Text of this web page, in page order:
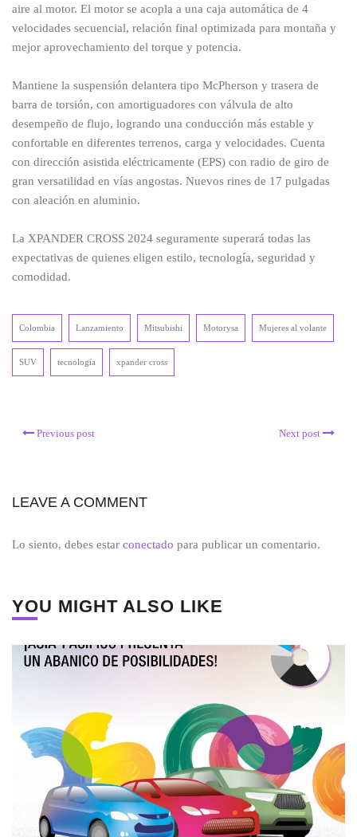
aire al motor. El motor se acopla a una caja automática de 4
velocidades secuencial, relación final optimizada para montaña y
mejor aprovechamiento del torque y potencia.
Mantiene la suspensión delantera tipo McPherson y trasera de
barra de torsión, con amortiguadores con válvula de alto
desempeño de flujo, logrando una conducción más estable y
confortable en diferentes terrenos, carga y velocidades. Cuenta
con dirección asistida eléctricamente (EPS) con radio de giro de
gran versatilidad en vías angostas. Nuevos rines de 17 pulgadas
con aleación en aluminio.
La XPANDER CROSS 2024 seguramente superará todas las
expectativas de quienes eligen estilo, tecnología, seguridad y
comodidad.
Colombia Lanzamiento Mitsubishi Motorysa Mujeres al volante
SUV tecnología xpander cross
Previous post Next post
LEAVE A COMMENT
Lo siento, debes estar conectado para publicar un comentario.
YOU MIGHT ALSO LIKE